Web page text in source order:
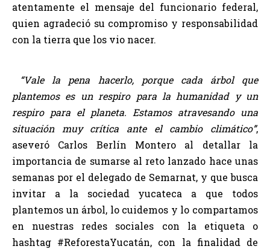
atentamente el mensaje del funcionario federal,
quien agradeció su compromiso y responsabilidad
con la tierra que los vio nacer.
“Vale la pena hacerlo, porque cada árbol que
plantemos es un respiro para la humanidad y un
respiro para el planeta. Estamos atravesando una
situación muy crítica ante el cambio climático”,
aseveró Carlos Berlín Montero al detallar la
importancia de sumarse al reto lanzado hace unas
semanas por el delegado de Semarnat, y que busca
invitar a la sociedad yucateca a que todos
plantemos un árbol, lo cuidemos y lo compartamos
en nuestras redes sociales con la etiqueta o
hashtag #ReforestaYucatán, con la finalidad de